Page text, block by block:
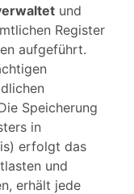
und
Register
aufgeführt.
Speicherung
in
erfolgt das
und
erhält jede